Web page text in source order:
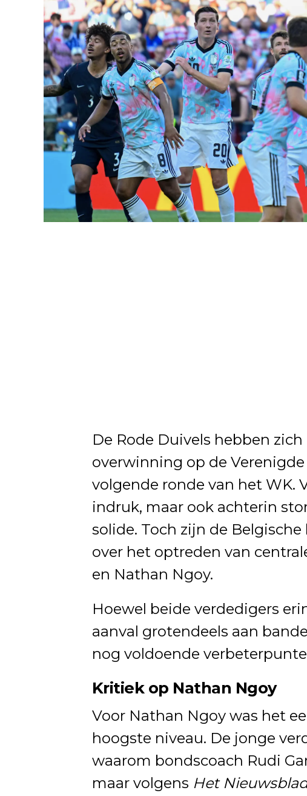
De Rode Duivels hebben
overwinning op de
volgende ronde van het WK.
indruk, maar ook achterin
solide. Toch zijn de
over het optreden van
en Nathan Ngoy.
Hoewel beide verdedigers
aanval grotendeels aan
nog voldoende
Kritiek op Nathan Ngoy
Voor Nathan Ngoy was het
hoogste niveau. De jonge
waarom bondscoach Rudi
maar volgens Het